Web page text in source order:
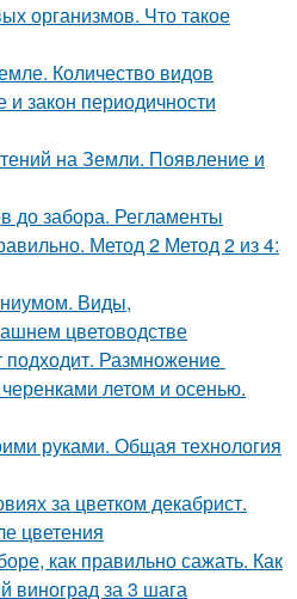
организмов. Что такое
Количество видов
закон периодичности
на Земли. Появление и
до забора. Регламенты
Метод 2 Метод 2 из 4:
Виды,
цветоводстве
подходит. Размножение
летом и осенью.
руками. Общая технология
за цветком декабрист.
цветения
как правильно сажать. Как
виноград за 3 шага